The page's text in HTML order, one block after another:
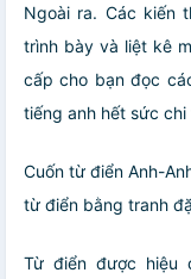
Ngoài ra. Các kiến
trình bày và liệt kê
cấp cho bạn đọc
tiếng anh hết sức chi
Cuốn từ điển Anh-
từ điển bằng tranh
Từ điển được hiệu